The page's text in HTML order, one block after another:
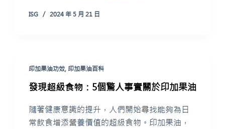
ISG 2024 年 5 月 21 日
印加果油功效, 印加果油百科
發現超級食物：5個驚人事實關於印加果油
隨著健康意識的提升，人們開始尋找能夠為日
常飲食增添營養價值的超級食物。印加果油，